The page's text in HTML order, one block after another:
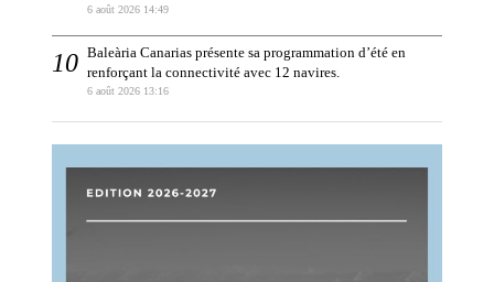
6 août 2026 14:49
Baleària Canarias présente sa programmation d’été en
renforçant la connectivité avec 12 navires.
6 août 2026 13:16